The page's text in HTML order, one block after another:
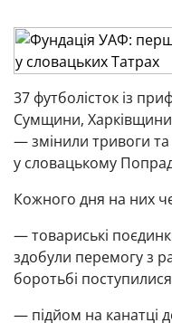
37 футболісток із
Сумщини,
— змінили тривоги
у словацькому
Кожного дня на них
— товариські
здобули перемогу з
боротьбі
— підйом на канатці